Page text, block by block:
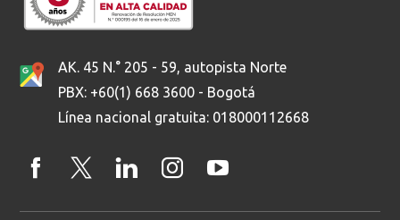
AK. 45 N.° 205 - 59, autopista Norte
PBX: +60(1) 668 3600 - Bogotá
Línea nacional gratuita: 018000112668